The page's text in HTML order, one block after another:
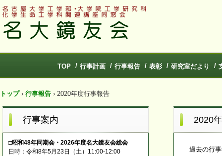
TOP 行事計画 行事報告 表彰 研究室だより
トップ › 行事報告 › 2020年度行事報告
2020
過去の行
行事案内
□昭和48年同期会・2026年度名大鏡友会総会
日時：令和8年5月23日（土）11:00-12:00